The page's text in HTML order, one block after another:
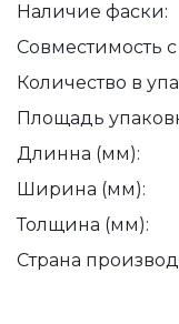
Наличие фаски:
Совместимость
Количество в
Площадь
Длинна (мм):
Ширина (мм):
Толщина (мм):
Страна